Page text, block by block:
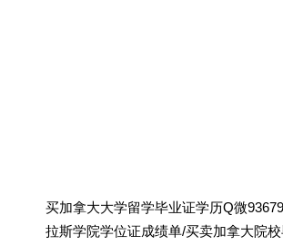
买加拿大大学留学毕业证学历Q微
拉斯学院学位证成绩单/买卖加拿大院